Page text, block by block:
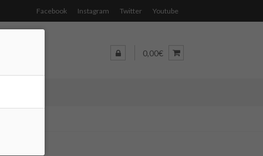
Facebook Instagram Twitter Youtube
0,00€